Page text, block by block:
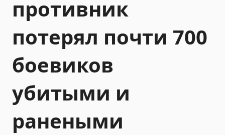
противник
потерял почти 700
боевиков
убитыми и
ранеными